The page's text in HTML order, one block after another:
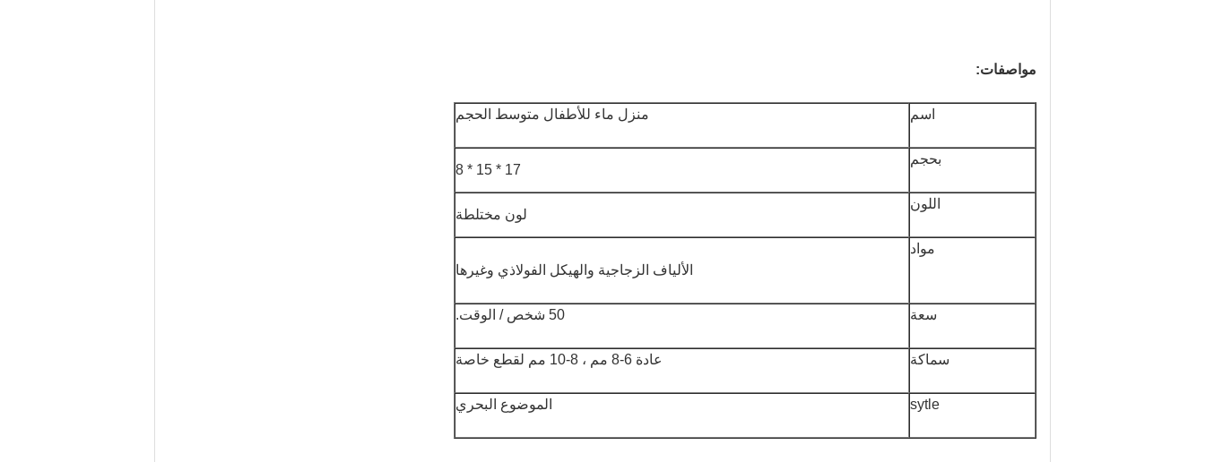
مواصفات:
اسم منزل ماء للأطفال متوسط ​​الحجم
بحجم
17 * 15 * 8
اللون
لون مختلطة
مواد
الألياف الزجاجية والهيكل الفولاذي وغيرها
سعة 50 شخص / الوقت.
سماكة عادة 6-8 مم ، 8-10 مم لقطع خاصة
sytle الموضوع البحري